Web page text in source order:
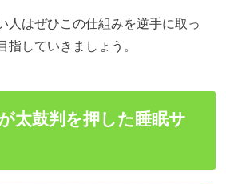
人はぜひこの仕組みを逆手に取っ
指していきましょう。
太鼓判を押した睡眠サ